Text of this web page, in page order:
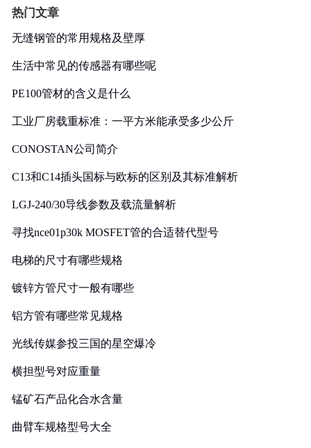
热门文章
无缝钢管的常用规格及壁厚
生活中常见的传感器有哪些呢
PE100管材的含义是什么
工业厂房载重标准：一平方米能承受多少公斤
CONOSTAN公司简介
C13和C14插头国标与欧标的区别及其标准解析
LGJ-240/30导线参数及载流量解析
寻找nce01p30k MOSFET管的合适替代型号
电梯的尺寸有哪些规格
镀锌方管尺寸一般有哪些
铝方管有哪些常见规格
光线传媒参投三国的星空爆冷
横担型号对应重量
锰矿石产品化合水含量
曲臂车规格型号大全